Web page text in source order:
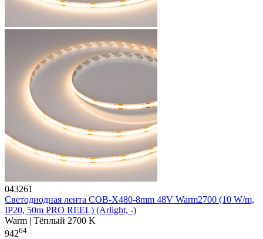
043261
Светодиодная лента COB-X480-8mm 48V Warm2700 (10 W/m,
IP20, 50m PRO REEL) (Arlight, -)
Warm | Тёплый 2700 K
94264